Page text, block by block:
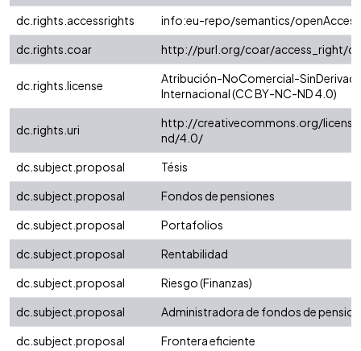
dc.rights.accessrights
info:eu-repo/semantics/openAccess
dc.rights.coar
http://purl.org/coar/access_right/
dc.rights.license
Atribución-NoComercial-
Internacional (CC BY-NC-ND 4.0)
dc.rights.uri
http://creativecommons.org/
nd/4.0/
dc.subject.proposal
Tésis
dc.subject.proposal
Fondos de pensiones
dc.subject.proposal
Portafolios
dc.subject.proposal
Rentabilidad
dc.subject.proposal
Riesgo (Finanzas)
dc.subject.proposal
Administradora de fondos de
dc.subject.proposal
Frontera eficiente